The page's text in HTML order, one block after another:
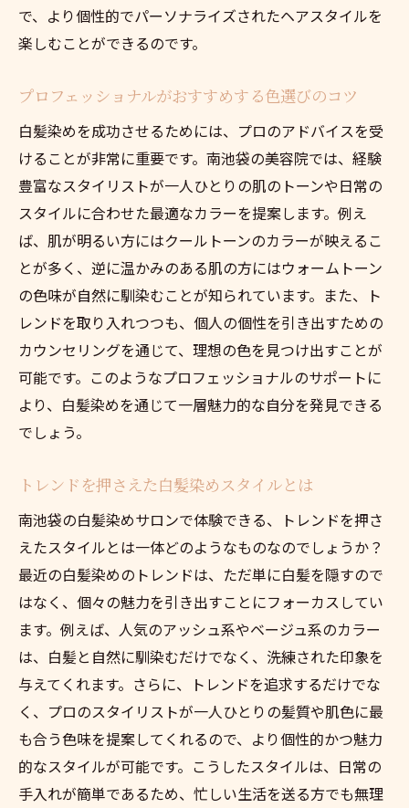
都会のオアシスで新しい自分に出会う
南池袋での癒しのひとときを満喫
忙しい日常を忘れる贅沢な白髪染め時間
特別感を味わえるVIPルームのご紹介
贅沢な白髪染めメニューで自分へのご褒美
五感を満たすリラクゼーションサービス
忙しさを忘れさせる至福のひととき
施術後の仕上がりに感動の声続出
自分磨きのための特別プランを提案
ライフスタイルに合わせた白髪染めを南池袋で
年齢に応じた白髪染めプランの選び方
仕事や家庭に合わせたシンプルカラー
個性を引き出すユニークなカラープラン
忙しい方でも続けやすい施術提案
ライフステージに合わせた髪のケア方法
髪質にぴったりな最新白髪染めを探す旅
専門家による髪質診断とカラー提案
ダメージレスを追求した最新技術の紹介
頭皮ケアも考慮した白髪染めメニュー
髪質に合わせたカスタマイズ施術
理想の髪質を実現するための方法
南池袋での髪質改善プログラムの魅力
南池袋の魅力的な白髪染めサロンを徹底解析
内装やサービスが魅力の人気サロン
で、より個性的でパーソナライズされたヘアスタイルを
楽しむことができるのです。
プロフェッショナルがおすすめする色選びのコツ
白髪染めを成功させるためには、プロのアドバイスを受
けることが非常に重要です。南池袋の美容院では、経験
豊富なスタイリストが一人ひとりの肌のトーンや日常の
スタイルに合わせた最適なカラーを提案します。例え
ば、肌が明るい方にはクールトーンのカラーが映えるこ
とが多く、逆に温かみのある肌の方にはウォームトーン
の色味が自然に馴染むことが知られています。また、ト
レンドを取り入れつつも、個人の個性を引き出すための
カウンセリングを通じて、理想の色を見つけ出すことが
可能です。このようなプロフェッショナルのサポートに
より、白髪染めを通じて一層魅力的な自分を発見できる
でしょう。
トレンドを押さえた白髪染めスタイルとは
南池袋の白髪染めサロンで体験できる、トレンドを押さ
えたスタイルとは一体どのようなものなのでしょうか？
最近の白髪染めのトレンドは、ただ単に白髪を隠すので
はなく、個々の魅力を引き出すことにフォーカスしてい
ます。例えば、人気のアッシュ系やベージュ系のカラー
は、白髪と自然に馴染むだけでなく、洗練された印象を
与えてくれます。さらに、トレンドを追求するだけでな
く、プロのスタイリストが一人ひとりの髪質や肌色に最
も合う色味を提案してくれるので、より個性的かつ魅力
的なスタイルが可能です。こうしたスタイルは、日常の
手入れが簡単であるため、忙しい生活を送る方でも無理